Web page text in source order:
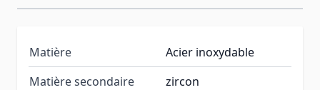
Matière
Acier inoxydable
Matière secondaire
zircon